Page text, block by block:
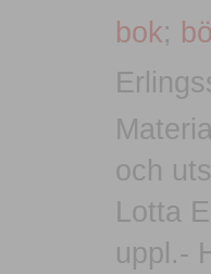
bok;
och
Lotta
uppl.- Halmstad :b Stiftelsen Hallands